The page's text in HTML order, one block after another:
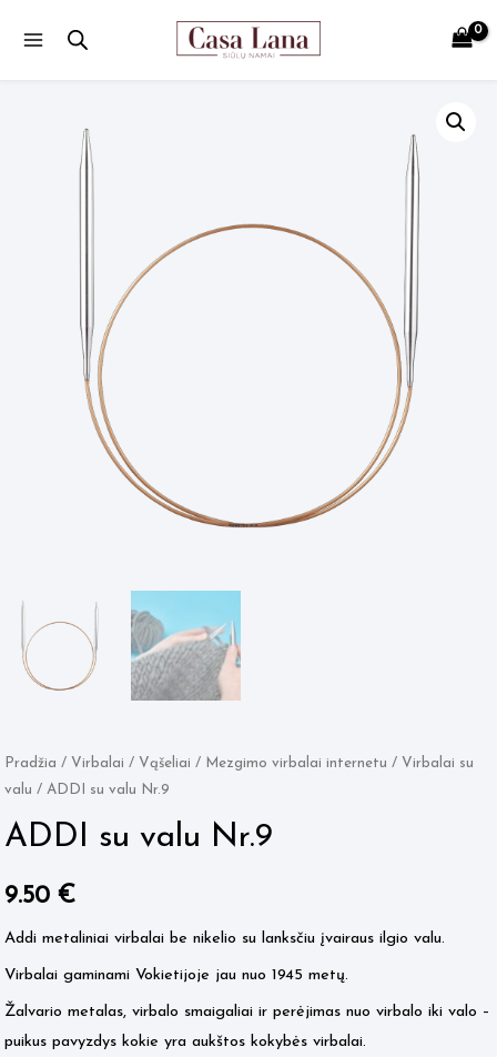
Pradžia / Virbalai / Vąšeliai / Mezgimo virbalai internetu / Virbalai su
valu / ADDI su valu Nr.9
ADDI su valu Nr.9
9.50 €
Addi metaliniai virbalai be nikelio su lanksčiu įvairaus ilgio valu.
Virbalai gaminami Vokietijoje jau nuo 1945 metų.
Žalvario metalas, virbalo smaigaliai ir perėjimas nuo virbalo iki valo –
puikus pavyzdys kokie yra aukštos kokybės virbalai.